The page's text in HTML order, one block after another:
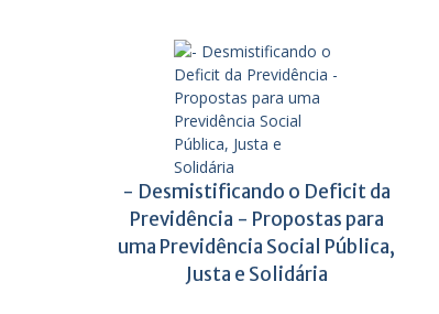
- Desmistificando o Deficit da
Previdência - Propostas para
uma Previdência Social Pública,
Justa e Solidária